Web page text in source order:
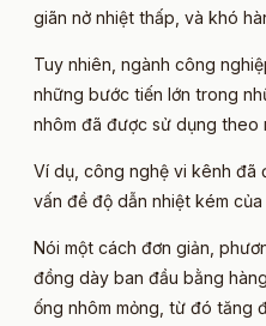
giãn nở nhiệt thấp, và khó
Tuy nhiên, ngành công
những bước tiến lớn trong
nhôm đã được sử dụng theo
Ví dụ, công nghệ vi kênh đã
vấn đề độ dẫn nhiệt kém của
Nói một cách đơn giản,
đồng dày ban đầu bằng
ống nhôm mỏng, từ đó tăng